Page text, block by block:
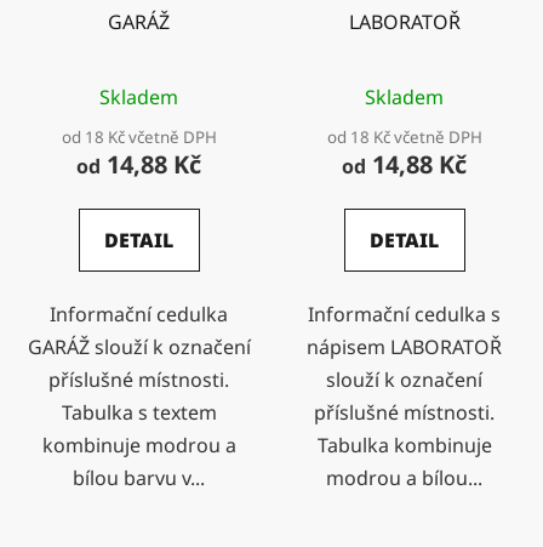
GARÁŽ
Skladem
od 18 Kč včetně DPH
od 14,88 Kč
DETAIL
Informační cedulka
GARÁŽ slouží k označení
příslušné místnosti.
Tabulka s textem
kombinuje modrou a
bílou barvu v...
LABORATOŘ
Skladem
od 18 Kč včetně DPH
od 14,88 Kč
DETAIL
Informační cedulka s
nápisem LABORATOŘ
slouží k označení
příslušné místnosti.
Tabulka kombinuje
modrou a bílou...